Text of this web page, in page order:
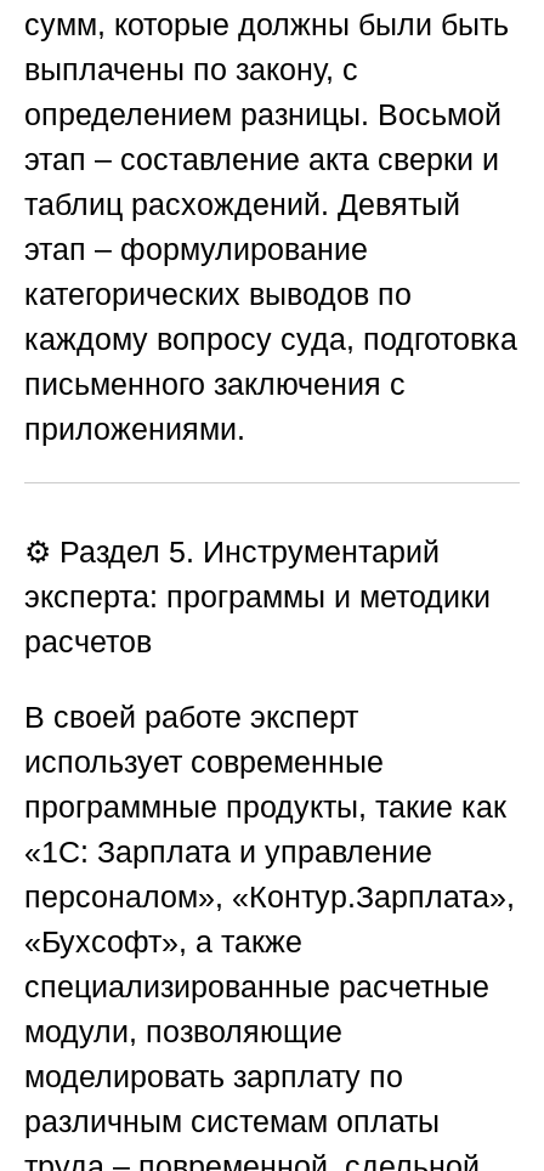
сумм, которые должны были быть
выплачены по закону, с
определением разницы. Восьмой
этап – составление акта сверки и
таблиц расхождений. Девятый
этап – формулирование
категорических выводов по
каждому вопросу суда, подготовка
письменного заключения с
приложениями.
⚙️ Раздел 5. Инструментарий
эксперта: программы и методики
расчетов
В своей работе эксперт
использует современные
программные продукты, такие как
«1С: Зарплата и управление
персоналом», «Контур.Зарплата»,
«Бухсофт», а также
специализированные расчетные
модули, позволяющие
моделировать зарплату по
различным системам оплаты